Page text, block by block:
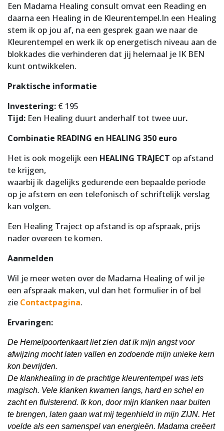
Een Madama Healing consult omvat een Reading en
daarna een Healing in de Kleurentempel.In een Healing
stem ik op jou af, na een gesprek gaan we naar de
Kleurentempel en werk ik op energetisch niveau aan de
blokkades die verhinderen dat jij helemaal je IK BEN
kunt ontwikkelen.
Praktische informatie
Investering: € 195
Tijd: Een Healing duurt anderhalf tot twee uur.
Combinatie READING en HEALING 350 euro
Het is ook mogelijk een HEALING TRAJECT op afstand
te krijgen,
waarbij ik dagelijks gedurende een bepaalde periode
op je afstem en een telefonisch of schriftelijk verslag
kan volgen.
Een Healing Traject op afstand is op afspraak, prijs
nader overeen te komen.
Aanmelden
Wil je meer weten over de Madama Healing of wil je
een afspraak maken, vul dan het formulier in of bel
zie Contactpagina.
Ervaringen:
De Hemelpoortenkaart liet zien dat ik mijn angst voor
afwijzing mocht laten vallen en zodoende mijn unieke kern
kon bevrijden.
De klankhealing in de prachtige kleurentempel was iets
magisch. Vele klanken kwamen langs, hard en schel en
zacht en fluisterend. Ik kon, door mijn klanken naar buiten
te brengen, laten gaan wat mij tegenhield in mijn ZIJN. Het
voelde als een samenspel van energieën. Madama creëert